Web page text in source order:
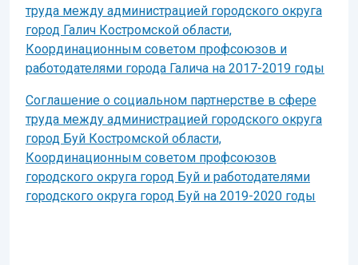
труда между администрацией городского округа
город Галич Костромской области,
Координационным советом профсоюзов и
работодателями города Галича на 2017-2019 годы
Соглашение о социальном партнерстве в сфере
труда между администрацией городского округа
город Буй Костромской области,
Координационным советом профсоюзов
городского округа город Буй и работодателями
городского округа город Буй на 2019-2020 годы